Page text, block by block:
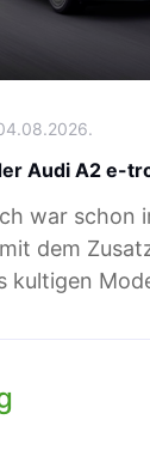
Audi A2 e-
war schon
dem
kultigen